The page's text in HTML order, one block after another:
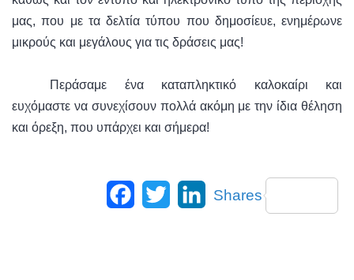
μας, που με τα δελτία τύπου που δημοσίευε, ενημέρωνε
μικρούς και μεγάλους για τις δράσεις μας!
Περάσαμε ένα καταπληκτικό καλοκαίρι και
ευχόμαστε να συνεχίσουν πολλά ακόμη με την ίδια θέληση
και όρεξη, που υπάρχει και σήμερα!
Facebook
Twitter LinkedIn
Shares